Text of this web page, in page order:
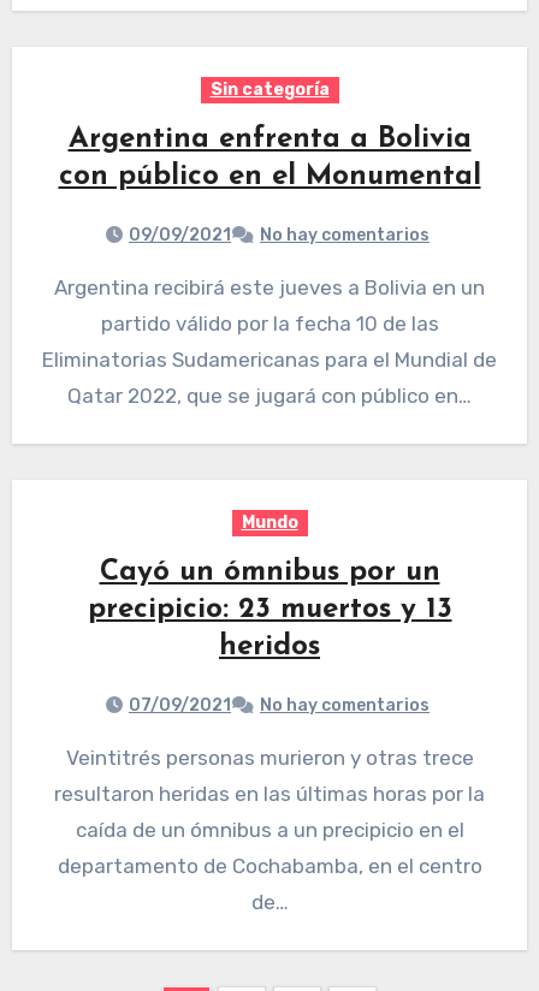
Sin categoría
Argentina enfrenta a Bolivia
con público en el Monumental
09/09/2021 No hay comentarios
Argentina recibirá este jueves a Bolivia en un
partido válido por la fecha 10 de las
Eliminatorias Sudamericanas para el Mundial de
Qatar 2022, que se jugará con público en…
Mundo
Cayó un ómnibus por un
precipicio: 23 muertos y 13
heridos
07/09/2021 No hay comentarios
Veintitrés personas murieron y otras trece
resultaron heridas en las últimas horas por la
caída de un ómnibus a un precipicio en el
departamento de Cochabamba, en el centro
de…